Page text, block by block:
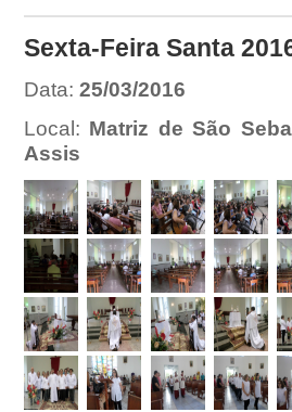
Sexta-Feira Santa
Data: 25/03/2016
Local: Matriz de São
Assis